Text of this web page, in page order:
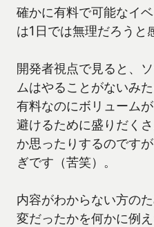
確かに有料で可能なイ
は1日では無理だろうと
開発者視点で見ると、
ムはやることがないみ
有料なのにボリューム
避けるために盛りだく
か思ったりするのです
ぎです（苦笑）。
内容がわからない方の
変だったかを何かに例